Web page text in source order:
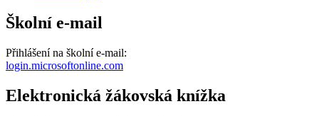
Školní e-mail
Přihlášení na školní e-mail:
login.microsoftonline.com
Elektronická žákovská knížka